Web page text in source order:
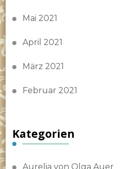
Mai 2021
April 2021
März 2021
Februar 2021
Kategorien
Aurelia von Olga Auer